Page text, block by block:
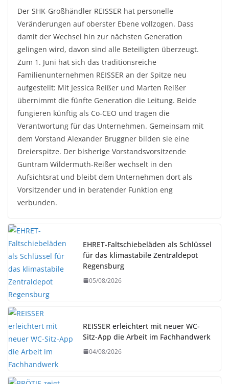
Der SHK-Großhändler REISSER hat personelle
Veränderungen auf oberster Ebene vollzogen. Dass
damit der Wechsel hin zur nächsten Generation
gelingen wird, davon sind alle Beteiligten überzeugt.
Zum 1. Juni hat sich das traditionsreiche
Familienunternehmen REISSER an der Spitze neu
aufgestellt: Mit Jessica Reißer und Marten Reißer
übernimmt die fünfte Generation die Leitung. Beide
fungieren künftig als Co-CEO und tragen die
Verantwortung für das Unternehmen. Gemeinsam mit
dem Vorstand Alexander Bruggner bilden sie eine
Dreierspitze. Der bisherige Vorstandsvorsitzende
Guntram Wildermuth-Reißer wechselt in den
Aufsichtsrat und bleibt dem Unternehmen dort als
Vorsitzender und in beratender Funktion eng
verbunden.
EHRET-Faltschiebeläden als Schlüssel
für das klimastabile Zentraldepot
Regensburg
05/08/2026
REISSER erleichtert mit neuer WC-
Sitz-App die Arbeit im Fachhandwerk
04/08/2026